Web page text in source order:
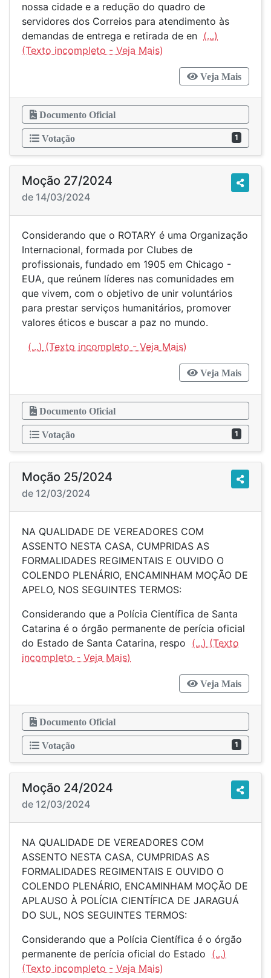
nossa cidade e a redução do quadro de
servidores dos Correios para atendimento às
demandas de entrega e retirada de en (...)
Veja Mais
Documento Oficial
Votação 1
Moção 27/2024
de 14/03/2024
Considerando que o ROTARY é uma Organização
Internacional, formada por Clubes de
profissionais, fundado em 1905 em Chicago -
EUA, que reúnem líderes nas comunidades em
que vivem, com o objetivo de unir voluntários
para prestar serviços humanitários, promover
valores éticos e buscar a paz no mundo.
(...)
Veja Mais
Documento Oficial
Votação 1
Moção 25/2024
de 12/03/2024
NA QUALIDADE DE VEREADORES COM
ASSENTO NESTA CASA, CUMPRIDAS AS
FORMALIDADES REGIMENTAIS E OUVIDO O
COLENDO PLENÁRIO, ENCAMINHAM MOÇÃO DE
APELO, NOS SEGUINTES TERMOS:
Considerando que a Polícia Científica de Santa
Catarina é o órgão permanente de perícia oficial
do Estado de Santa Catarina, respo (...)
Veja Mais
Documento Oficial
Votação 1
Moção 24/2024
de 12/03/2024
NA QUALIDADE DE VEREADORES COM
ASSENTO NESTA CASA, CUMPRIDAS AS
FORMALIDADES REGIMENTAIS E OUVIDO O
COLENDO PLENÁRIO, ENCAMINHAM MOÇÃO DE
APLAUSO À POLÍCIA CIENTÍFICA DE JARAGUÁ
DO SUL, NOS SEGUINTES TERMOS:
Considerando que a Polícia Científica é o órgão
permanente de perícia oficial do Estado (...)